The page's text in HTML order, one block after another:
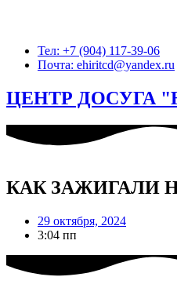
Тел: +7 (904) 117-39-06
Почта: ehiritcd@yandex.ru
ЦЕНТР ДОСУГА
КАК ЗАЖИГАЛИ
29 октября, 2024
3:04 пп